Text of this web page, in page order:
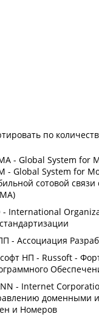
по
- Global System for
- Global System for
сотовой
- International
- Ассоциация
НП - Russoft -
- Internet
доменными
и Номеров